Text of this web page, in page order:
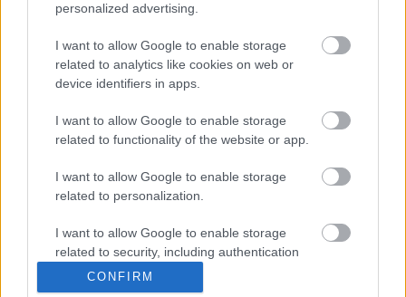
personalized advertising.
I want to allow Google to enable storage
related to analytics like cookies on web or
device identifiers in apps.
I want to allow Google to enable storage
related to functionality of the website or app.
I want to allow Google to enable storage
related to personalization.
I want to allow Google to enable storage
related to security, including authentication
functionality and fraud prevention, and other
user protection.
CONFIRM
beszélgettünk
Hegyestű- újra és újra elvarázsol
beszélgettünk